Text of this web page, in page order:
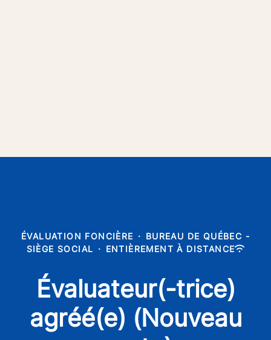
ÉVALUATION FONCIÈRE · BUREAU DE QUÉBEC -
SIÈGE SOCIAL · ENTIÈREMENT À DISTANCE
Évaluateur(-trice)
agréé(e) (Nouveau